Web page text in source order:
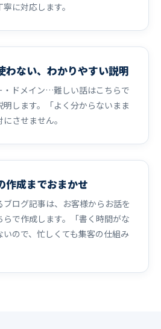
に対応します。
わない、わかりやすい説明
・ドメイン…難しい話はこちらで
明します。「よく分からないまま
させません。
作成までおまかせ
ブログ記事は、お客様からお話を
で作成します。「書く時間がな
いので、忙しくても集客の仕組み